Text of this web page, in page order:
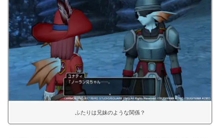
ふたりは兄妹のような関係？